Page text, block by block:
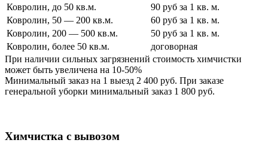
Ковролин, до 50 кв.м.
90 руб за 1 кв. м.
Ковролин, 50 — 200 кв.м.
60 руб за 1 кв. м.
Ковролин, 200 — 500 кв.м.
50 руб за 1 кв. м.
Ковролин, более 50 кв.м.
договорная
При наличии сильных загрязнений стоимость химчистки
может быть увеличена на 10-50%
Минимальный заказ на 1 выезд 2 400 руб. При заказе
генеральной уборки минимальный заказ 1 800 руб.
Химчистка с вывозом